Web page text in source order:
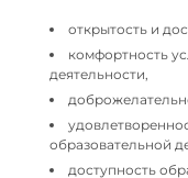
открытость и
комфортность
деятельности,
образовательной
доступность